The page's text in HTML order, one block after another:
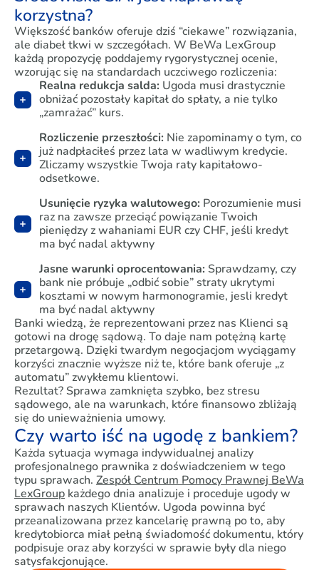
korzystna?
Większość banków oferuje dziś “ciekawe” rozwiązania,
ale diabeł tkwi w szczegółach. W BeWa LexGroup
każdą propozycję poddajemy rygorystycznej ocenie,
wzorując się na standardach uczciwego rozliczenia:
Realna redukcja salda: Ugoda musi drastycznie
obniżać pozostały kapitał do spłaty, a nie tylko
„zamrażać” kurs.
Rozliczenie przeszłości: Nie zapominamy o tym, co
już nadpłaciłeś przez lata w wadliwym kredycie.
Zliczamy wszystkie Twoja raty kapitałowo-
odsetkowe.
Usunięcie ryzyka walutowego: Porozumienie musi
raz na zawsze przeciąć powiązanie Twoich
pieniędzy z wahaniami EUR czy CHF, jeśli kredyt
ma być nadal aktywny
Jasne warunki oprocentowania: Sprawdzamy, czy
bank nie próbuje „odbić sobie” straty ukrytymi
kosztami w nowym harmonogramie, jesli kredyt
ma być nadal aktywny
Banki wiedzą, że reprezentowani przez nas Klienci są
gotowi na drogę sądową. To daje nam potężną kartę
przetargową. Dzięki twardym negocjacjom wyciągamy
korzyści znacznie wyższe niż te, które bank oferuje „z
automatu” zwykłemu klientowi.
Rezultat? Sprawa zamknięta szybko, bez stresu
sądowego, ale na warunkach, które finansowo zbliżają
się do unieważnienia umowy.
Czy warto iść na ugodę z bankiem?
Każda sytuacja wymaga indywidualnej analizy
profesjonalnego prawnika z doświadczeniem w tego
typu sprawach. Zespół Centrum Pomocy Prawnej BeWa
LexGroup każdego dnia analizuje i proceduje ugody w
sprawach naszych Klientów. Ugoda powinna być
przeanalizowana przez kancelarię prawną po to, aby
kredytobiorca miał pełną świadomość dokumentu, który
podpisuje oraz aby korzyści w sprawie były dla niego
satysfakcjonujące.